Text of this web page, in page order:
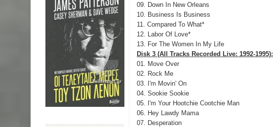
09. Down In New Orleans
10. Business Is Business
11. Compared To What*
12. Labor Of Love*
13. For The Women In My Life
Disk 3 (All Tracks Recorded Live: 1992-1995):
01. Move Over
02. Rock Me
03. I'm Movin' On
04. Sookie Sookie
05. I'm Your Hootchie Cootchie Man
06. Hey Lawdy Mama
07. Desperation